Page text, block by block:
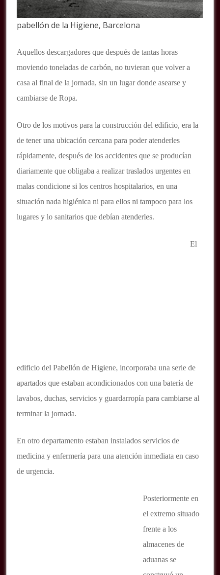
pabellón de la Higiene, Barcelona
Aquellos descargadores que después de tantas horas
moviendo toneladas de carbón, no tuvieran que volver a
casa al final de la jornada, sin un lugar donde asearse y
cambiarse de Ropa.
Otro de los motivos para la construcción del edificio, era la
de tener una ubicación cercana para poder atenderles
rápidamente, después de los accidentes que se producían
diariamente que obligaba a realizar traslados urgentes en
malas condicione si los centros hospitalarios, en una
situación nada higiénica ni para ellos ni tampoco para los
lugares y lo sanitarios que debían atenderles.
El
edificio del Pabellón de Higiene, incorporaba una serie de
apartados que estaban acondicionados con una batería de
lavabos, duchas, servicios y guardarropía para cambiarse al
terminar la jornada.
En otro departamento estaban instalados servicios de
medicina y enfermería para una atención inmediata en caso
de urgencia.
Posteriormente en
el extremo situado
frente a los
almacenes de
aduanas se